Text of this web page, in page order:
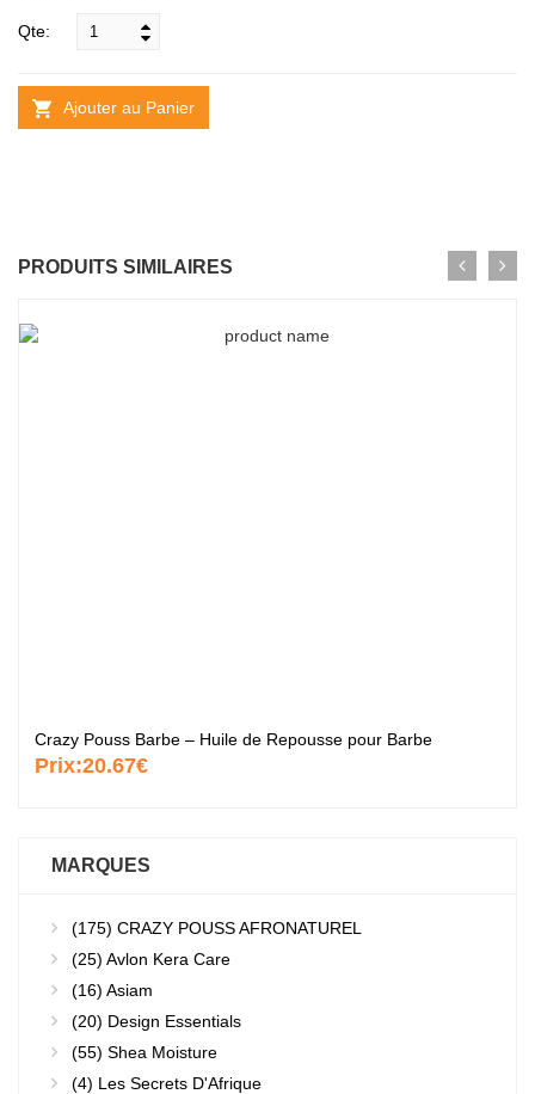
Qte:
Ajouter au Panier
PRODUITS SIMILAIRES
Crazy Pouss Barbe – Huile de Repousse pour Barbe
Prix:20.67€
MARQUES
(175) CRAZY POUSS AFRONATUREL
(25) Avlon Kera Care
(16) Asiam
(20) Design Essentials
(55) Shea Moisture
(4) Les Secrets D'Afrique